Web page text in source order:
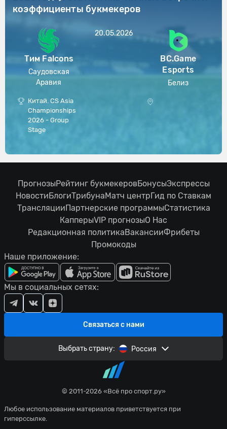
коэффициенты букмекеров
Тим Falcons
Саудовская
Аравия
Китай. CS Asia
Championships
2026 - Group
Stage
20.05.2026
BC.Game
Esports
Белиз
© 2011-2026 «Всё про спорт.ру»
Любое использование материалов приветствуется при
гиперссылке.
ПрогнозыРейтинг букмекеровБонусыЭкспрессы
НовостиБлогиТрибунаМатч центрГид по Ставкам
ТрансляцииПартнерские программыСтатистика
КапперыVIP прогнозыО Нас
Редакционная политикаВакансииФрибеты
Промокоды
Наше приложение:
Связаться с нами
Мы в социальных сетях:
Выбрать страну: Россия